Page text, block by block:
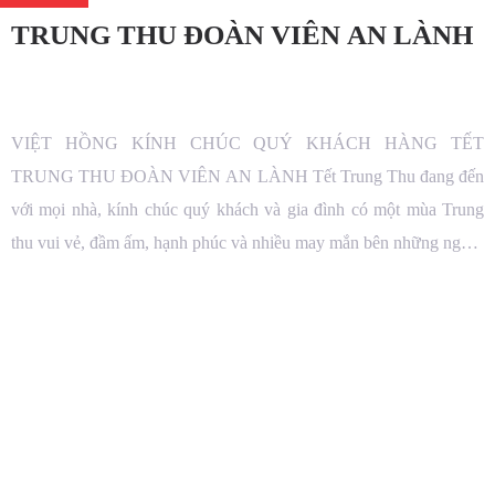
TRUNG THU ĐOÀN VIÊN AN LÀNH
VIỆT HỒNG KÍNH CHÚC QUÝ KHÁCH HÀNG TẾT
TRUNG THU ĐOÀN VIÊN AN LÀNH Tết Trung Thu đang đến
với mọi nhà, kính chúc quý khách và gia đình có một mùa Trung
thu vui vẻ, đầm ấm, hạnh phúc và nhiều may mắn bên những người